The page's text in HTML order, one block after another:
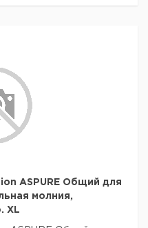
ASPURE Общий для
молния,
XL